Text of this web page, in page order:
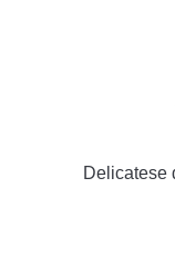
Delicatese